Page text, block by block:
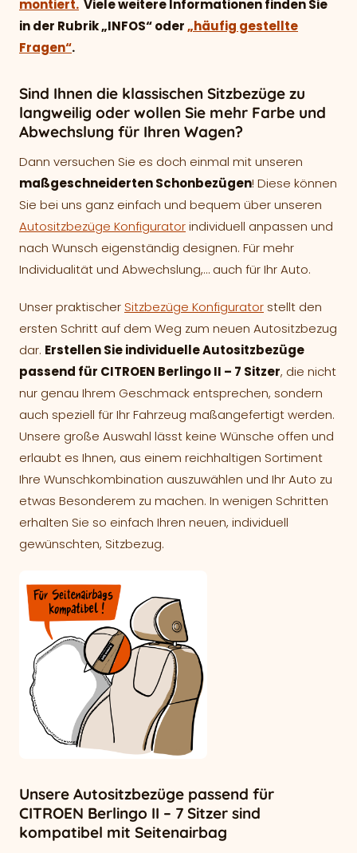
montiert. Viele weitere Informationen finden Sie
in der Rubrik „INFOS“ oder„häufig gestellte
Fragen“.
Sind Ihnen die klassischen Sitzbezüge zu
langweilig oder wollen Sie mehr Farbe und
Abwechslung für Ihren Wagen?
Dann versuchen Sie es doch einmal mit unseren
maßgeschneiderten Schonbezügen! Diese können
Sie bei uns ganz einfach und bequem über unseren
Autositzbezüge Konfiguratorindividuell anpassen und
nach Wunsch eigenständig designen. Für mehr
Individualität und Abwechslung,… auch für Ihr Auto.
Unser praktischer Sitzbezüge Konfigurator stellt den
ersten Schritt auf dem Weg zum neuen Autositzbezug
dar. Erstellen Sie individuelle Autositzbezüge
passend für CITROEN Berlingo II – 7 Sitzer, die nicht
nur genau Ihrem Geschmack entsprechen, sondern
auch speziell für Ihr Fahrzeug maßangefertigt werden.
Unsere große Auswahl lässt keine Wünsche offen und
erlaubt es Ihnen, aus einem reichhaltigen Sortiment
Ihre Wunschkombination auszuwählen und Ihr Auto zu
etwas Besonderem zu machen. In wenigen Schritten
erhalten Sie so einfach Ihren neuen, individuell
gewünschten, Sitzbezug.
Unsere Autositzbezüge passend für
CITROEN Berlingo II – 7 Sitzer sind
kompatibel mit Seitenairbag